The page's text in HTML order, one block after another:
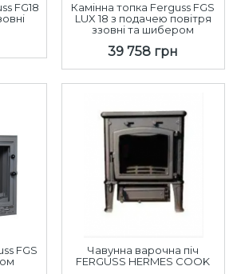
FG18
Камінна топка Ferguss FGS
LUX 18 з подачею повітря
ззовні та шибером
39 758 грн
FGS
Чавунна варочна піч
FERGUSS HERMES COOK